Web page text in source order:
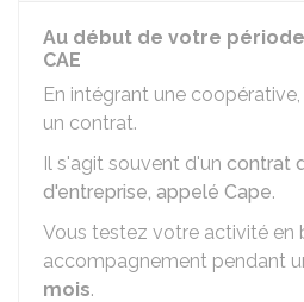
Au début de votre
CAE
En intégrant une
un contrat.
Il s'agit souvent d'un contrat
d'entreprise, appelé Cape.
Vous testez votre activité en
accompagnement pendant
mois.